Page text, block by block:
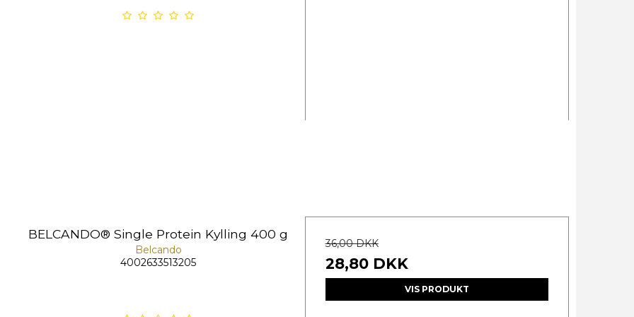
BELCANDO® Single Protein Kylling 400 g
Belcando
4002633513205
36,00 DKK
28,80 DKK
VIS PRODUKT